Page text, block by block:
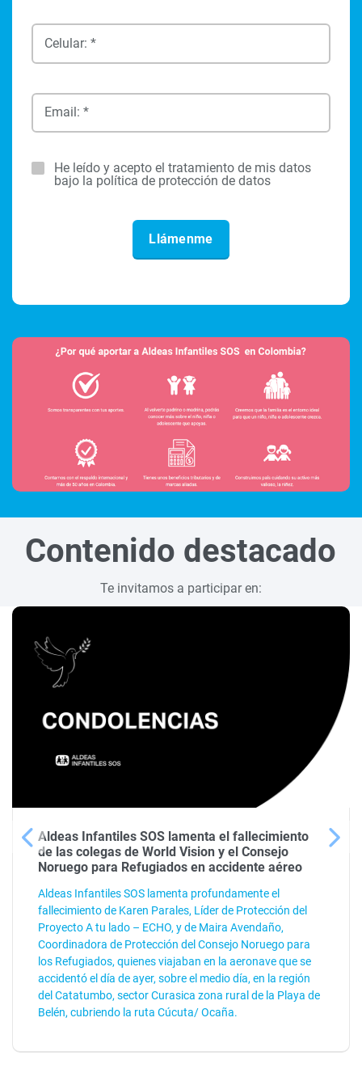
Celular: *
Email: *
He leído y acepto el tratamiento de mis datos
bajo la política de protección de datos
Contenido destacado
Te invitamos a participar en:
Aldeas Infantiles SOS lamenta el fallecimiento
de las colegas de World Vision y el Consejo
Noruego para Refugiados en accidente aéreo
Aldeas Infantiles SOS lamenta profundamente el
fallecimiento de Karen Parales, Líder de Protección del
Proyecto A tu lado – ECHO, y de Maira Avendaño,
Coordinadora de Protección del Consejo Noruego para
los Refugiados, quienes viajaban en la aeronave que se
accidentó el día de ayer, sobre el medio día, en la región
del Catatumbo, sector Curasica zona rural de la Playa de
Belén, cubriendo la ruta Cúcuta/ Ocaña.